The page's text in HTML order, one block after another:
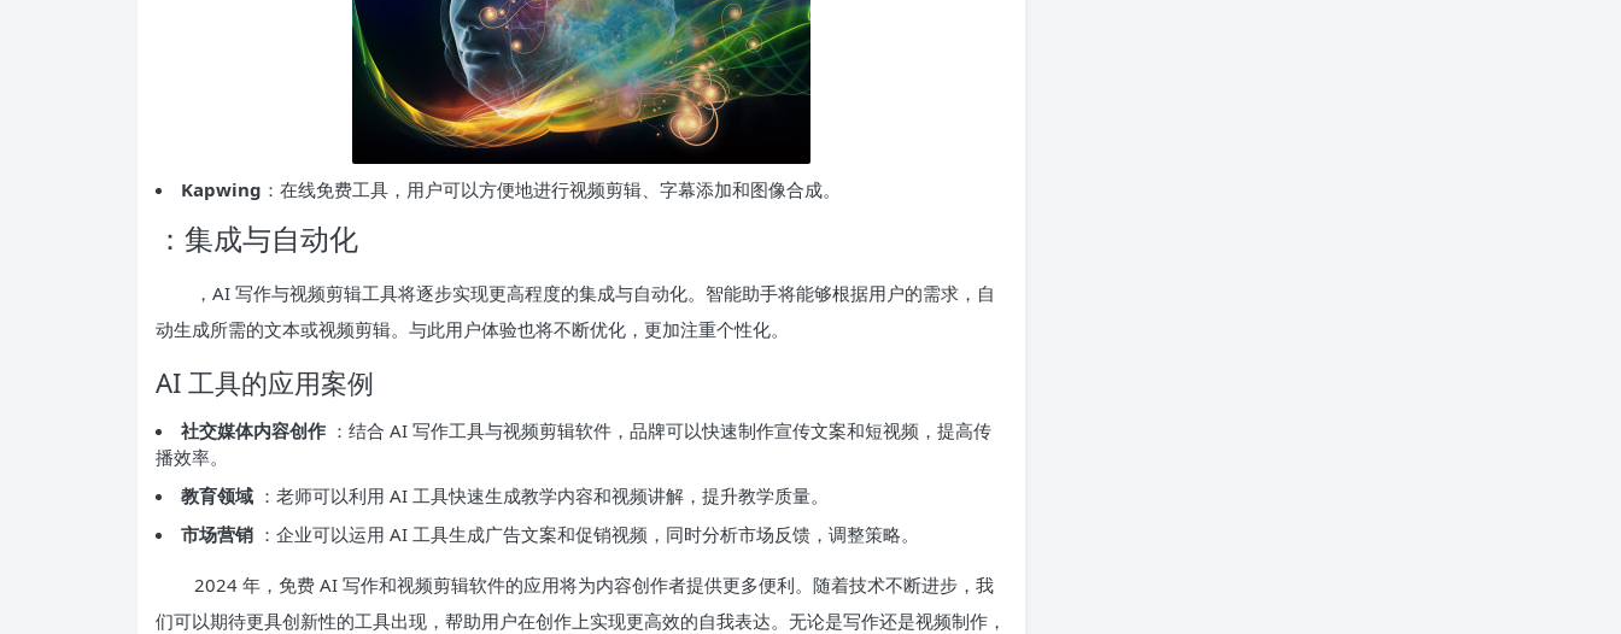
Kapwing ：在线免费工具，用户可以方便地进行视频剪辑、字幕添加和图像合成。
：集成与自动化
，AI 写作与视频剪辑工具将逐步实现更高程度的集成与自动化。智能助手将能够根据用户的需求，自
动生成所需的文本或视频剪辑。与此用户体验也将不断优化，更加注重个性化。
AI 工具的应用案例
社交媒体内容创作 ：结合 AI 写作工具与视频剪辑软件，品牌可以快速制作宣传文案和短视频，提高传
播效率。
教育领域 ：老师可以利用 AI 工具快速生成教学内容和视频讲解，提升教学质量。
市场营销 ：企业可以运用 AI 工具生成广告文案和促销视频，同时分析市场反馈，调整策略。
2024 年，免费 AI 写作和视频剪辑软件的应用将为内容创作者提供更多便利。随着技术不断进步，我
们可以期待更具创新性的工具出现，帮助用户在创作上实现更高效的自我表达。无论是写作还是视频制作，